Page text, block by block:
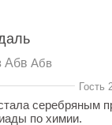
Абв Абв
Гость
сереб­ряным
по химии.